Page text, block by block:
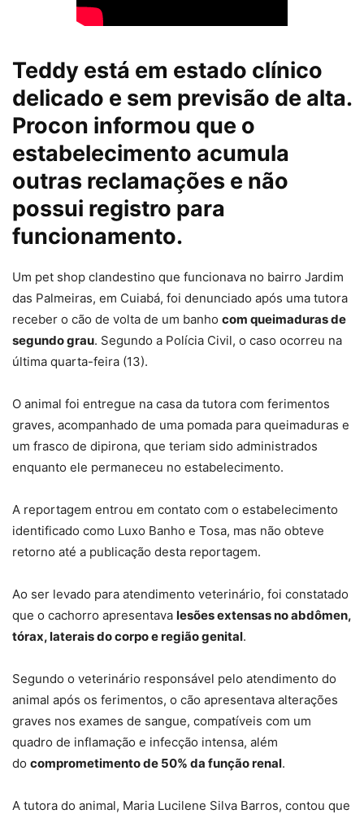
Teddy está em estado clínico
delicado e sem previsão de alta.
Procon informou que o
estabelecimento acumula
outras reclamações e não
possui registro para
funcionamento.
Um pet shop clandestino que funcionava no bairro Jardim
das Palmeiras, em Cuiabá, foi denunciado após uma tutora
receber o cão de volta de um banho com queimaduras de
segundo grau. Segundo a Polícia Civil, o caso ocorreu na
última quarta-feira (13).
O animal foi entregue na casa da tutora com ferimentos
graves, acompanhado de uma pomada para queimaduras e
um frasco de dipirona, que teriam sido administrados
enquanto ele permaneceu no estabelecimento.
A reportagem entrou em contato com o estabelecimento
identificado como Luxo Banho e Tosa, mas não obteve
retorno até a publicação desta reportagem.
Ao ser levado para atendimento veterinário, foi constatado
que o cachorro apresentava lesões extensas no abdômen,
tórax, laterais do corpo e região genital.
Segundo o veterinário responsável pelo atendimento do
animal após os ferimentos, o cão apresentava alterações
graves nos exames de sangue, compatíveis com um
quadro de inflamação e infecção intensa, além
do comprometimento de 50% da função renal.
A tutora do animal, Maria Lucilene Silva Barros, contou que